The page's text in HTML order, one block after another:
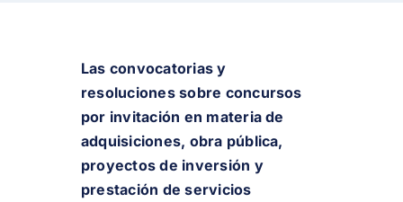
Las convocatorias y
resoluciones sobre concursos
por invitación en materia de
adquisiciones, obra pública,
proyectos de inversión y
prestación de servicios